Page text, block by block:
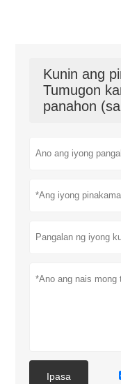
Kunin ang
Tumugon
panahon
Ipasa